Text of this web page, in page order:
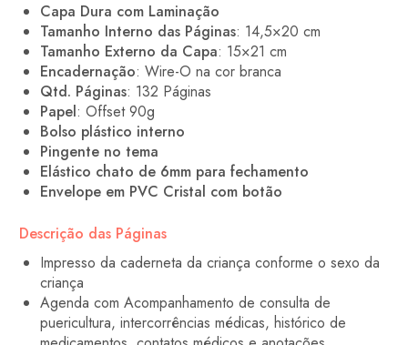
Capa Dura com Laminação
Tamanho Interno das Páginas: 14,5×20 cm
Tamanho Externo da Capa: 15×21 cm
Encadernação: Wire-O na cor branca
Qtd. Páginas: 132 Páginas
Papel: Offset 90g
Bolso plástico interno
Pingente no tema
Elástico chato de 6mm para fechamento
Envelope em PVC Cristal com botão
Descrição das Páginas
Impresso da caderneta da criança conforme o sexo da
criança
Agenda com Acompanhamento de consulta de
puericultura, intercorrências médicas, histórico de